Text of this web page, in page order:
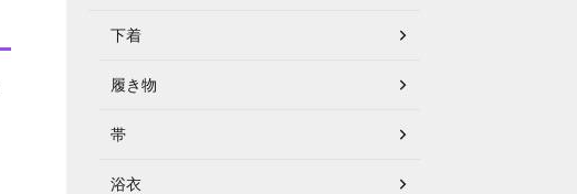
下着
履き物
帯
浴衣